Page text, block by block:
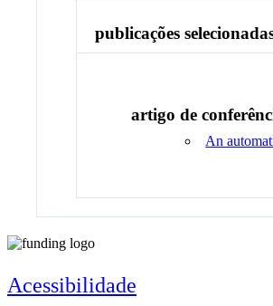
publicações
artigo de
An
Acessibilidade